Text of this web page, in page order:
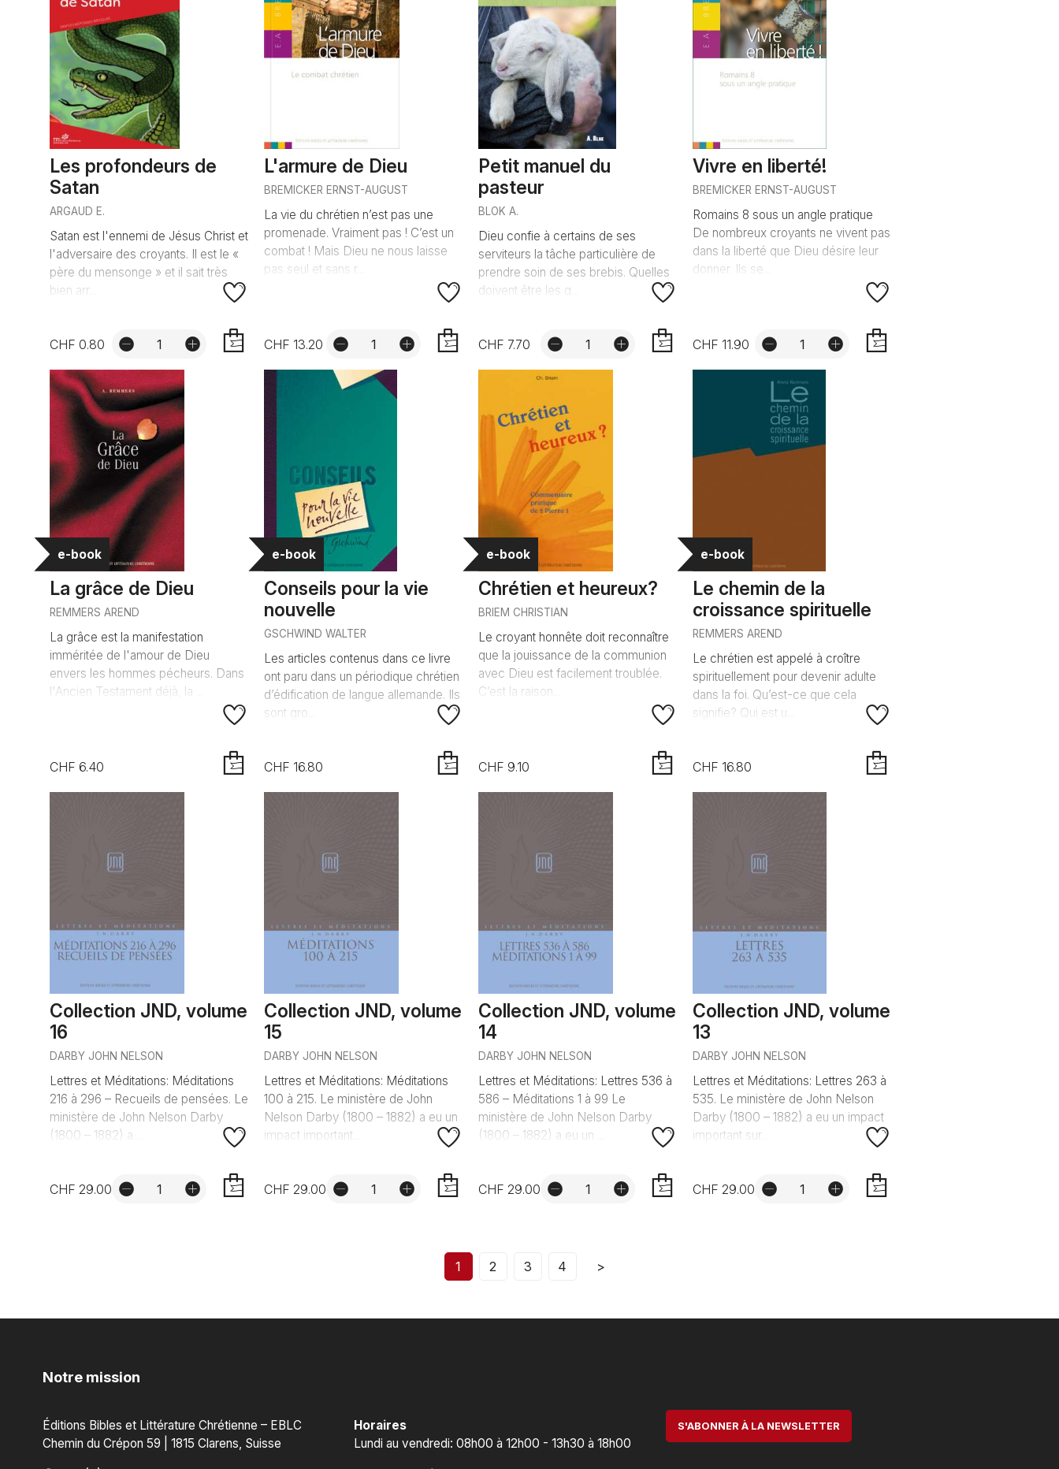
Les profondeurs de
Satan
ARGAUD E.
Satan est l'ennemi de Jésus Christ et
l'adversaire des croyants. Il est le «
père du mensonge » et il sait très
bien arr...
CHF 0.80
L'armure de Dieu
BREMICKER ERNST-AUGUST
La vie du chrétien n’est pas une
promenade. Vraiment pas ! C’est un
combat ! Mais Dieu ne nous laisse
pas seul et sans r...
CHF 13.20
Petit manuel du
pasteur
BLOK A.
Dieu confie à certains de ses
serviteurs la tâche particulière de
prendre soin de ses brebis. Quelles
doivent être les q...
CHF 7.70
Vivre en liberté!
BREMICKER ERNST-AUGUST
Romains 8 sous un angle pratique
De nombreux croyants ne vivent pas
dans la liberté que Dieu désire leur
donner. Ils se...
CHF 11.90
e-book
La grâce de Dieu
REMMERS AREND
La grâce est la manifestation
imméritée de l'amour de Dieu
envers les hommes pécheurs. Dans
l'Ancien Testament déjà, la ...
CHF 6.40
e-book
Conseils pour la vie
nouvelle
GSCHWIND WALTER
Les articles contenus dans ce livre
ont paru dans un périodique chrétien
d’édification de langue allemande. Ils
sont gro...
CHF 16.80
e-book
Chrétien et heureux?
BRIEM CHRISTIAN
Le croyant honnête doit reconnaître
que la jouissance de la communion
avec Dieu est facilement troublée.
C’est la raison...
CHF 9.10
e-book
Le chemin de la
croissance spirituelle
REMMERS AREND
Le chrétien est appelé à croître
spirituellement pour devenir adulte
dans la foi. Qu’est-ce que cela
signifie? Qui est u...
CHF 16.80
Collection JND, volume
16
DARBY JOHN NELSON
Lettres et Méditations: Méditations
216 à 296 – Recueils de pensées. Le
ministère de John Nelson Darby
(1800 – 1882) a ...
CHF 29.00
Collection JND, volume
15
DARBY JOHN NELSON
Lettres et Méditations: Méditations
100 à 215. Le ministère de John
Nelson Darby (1800 – 1882) a eu un
impact important...
CHF 29.00
Collection JND, volume
14
DARBY JOHN NELSON
Lettres et Méditations: Lettres 536 à
586 – Méditations 1 à 99 Le
ministère de John Nelson Darby
(1800 – 1882) a eu un ...
CHF 29.00
Collection JND, volume
13
DARBY JOHN NELSON
Lettres et Méditations: Lettres 263 à
535. Le ministère de John Nelson
Darby (1800 – 1882) a eu un impact
important sur...
CHF 29.00
1 2 3 4 >
Notre mission
Éditions Bibles et Littérature Chrétienne – EBLC
Chemin du Crépon 59 | 1815 Clarens, Suisse
Horaires
Lundi au vendredi: 08h00 à 12h00 - 13h30 à 18h00
S'ABONNER À LA NEWSLETTER